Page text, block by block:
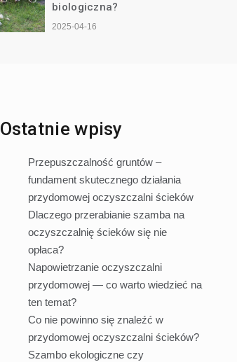
biologiczna?
2025-04-16
Ostatnie wpisy
Przepuszczalność gruntów –
fundament skutecznego działania
przydomowej oczyszczalni ścieków
Dlaczego przerabianie szamba na
oczyszczalnię ścieków się nie
opłaca?
Napowietrzanie oczyszczalni
przydomowej — co warto wiedzieć na
ten temat?
Co nie powinno się znaleźć w
przydomowej oczyszczalni ścieków?
Szambo ekologiczne czy